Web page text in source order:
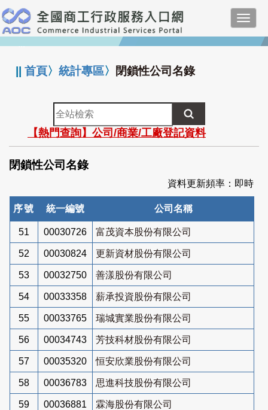
跳
到
主
要
:::
||首頁〉統計專區〉 閉鎖性公司名錄
全
站
檢
索
【熱門查詢】公司/商業/工廠登記資料
閉鎖性公司名錄
資料更新頻率：即時
序號 統一編號 公司名稱
51 00030726 富茂資本股份有限公司
52 00030824 更新資材股份有限公司
53 00032750 善漾股份有限公司
54 00033358 薪承投資股份有限公司
55 00033765 瑞城實業股份有限公司
56 00034743 芳技科材股份有限公司
57 00035320 恒安欣業股份有限公司
58 00036783 思進科技股份有限公司
59 00036881 霖海股份有限公司